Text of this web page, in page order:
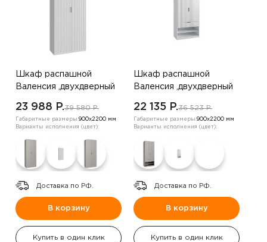
Шкаф распашной
Валенсия ,двухдверный
23 988 P.39 580 P.
Габаритные размеры:900х2200 мм
Варианты исполнения (цвет):
Доставка по РФ.
В корзину
Купить в один клик
Шкаф распашной
Валенсия ,двухдверный
22 135 P.36 523 P.
Габаритные размеры:900х2200 мм
Варианты исполнения (цвет):
Доставка по РФ.
В корзину
Купить в один клик